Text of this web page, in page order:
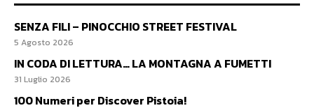
SENZA FILI – PINOCCHIO STREET FESTIVAL
5 Agosto 2026
IN CODA DI LETTURA… LA MONTAGNA A FUMETTI
31 Luglio 2026
100 Numeri per Discover Pistoia!